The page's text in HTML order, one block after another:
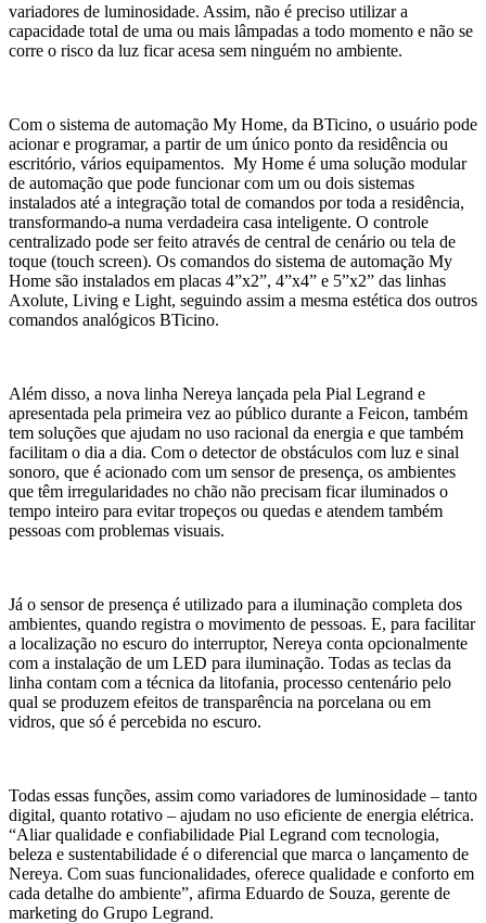
variadores de luminosidade. Assim, não é preciso utilizar a
capacidade total de uma ou mais lâmpadas a todo momento e não se
corre o risco da luz ficar acesa sem ninguém no ambiente.
Com o sistema de automação My Home, da BTicino, o usuário pode
acionar e programar, a partir de um único ponto da residência ou
escritório, vários equipamentos. My Home é uma solução modular
de automação que pode funcionar com um ou dois sistemas
instalados até a integração total de comandos por toda a residência,
transformando-a numa verdadeira casa inteligente. O controle
centralizado pode ser feito através de central de cenário ou tela de
toque (touch screen). Os comandos do sistema de automação My
Home são instalados em placas 4”x2”, 4”x4” e 5”x2” das linhas
Axolute, Living e Light, seguindo assim a mesma estética dos outros
comandos analógicos BTicino.
Além disso, a nova linha Nereya lançada pela Pial Legrand e
apresentada pela primeira vez ao público durante a Feicon, também
tem soluções que ajudam no uso racional da energia e que também
facilitam o dia a dia. Com o detector de obstáculos com luz e sinal
sonoro, que é acionado com um sensor de presença, os ambientes
que têm irregularidades no chão não precisam ficar iluminados o
tempo inteiro para evitar tropeços ou quedas e atendem também
pessoas com problemas visuais.
Já o sensor de presença é utilizado para a iluminação completa dos
ambientes, quando registra o movimento de pessoas. E, para facilitar
a localização no escuro do interruptor, Nereya conta opcionalmente
com a instalação de um LED para iluminação. Todas as teclas da
linha contam com a técnica da litofania, processo centenário pelo
qual se produzem efeitos de transparência na porcelana ou em
vidros, que só é percebida no escuro.
Todas essas funções, assim como variadores de luminosidade – tanto
digital, quanto rotativo – ajudam no uso eficiente de energia elétrica.
“Aliar qualidade e confiabilidade Pial Legrand com tecnologia,
beleza e sustentabilidade é o diferencial que marca o lançamento de
Nereya. Com suas funcionalidades, oferece qualidade e conforto em
cada detalhe do ambiente”, afirma Eduardo de Souza, gerente de
marketing do Grupo Legrand.